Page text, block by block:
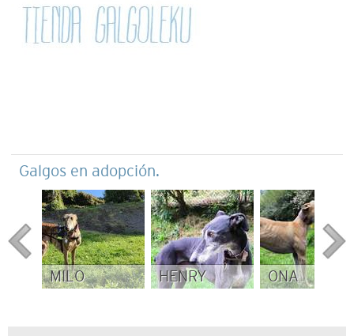
Galgos en adopción.
MILO HENRY ONA